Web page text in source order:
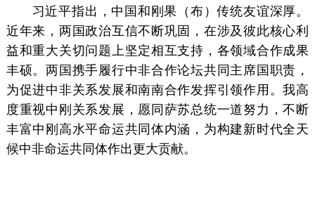
习近平指出，中国和刚果（布）传统友谊深厚。
近年来，两国政治互信不断巩固，在涉及彼此核心利
益和重大关切问题上坚定相互支持，各领域合作成果
丰硕。两国携手履行中非合作论坛共同主席国职责，
为促进中非关系发展和南南合作发挥引领作用。我高
度重视中刚关系发展，愿同萨苏总统一道努力，不断
丰富中刚高水平命运共同体内涵，为构建新时代全天
候中非命运共同体作出更大贡献。